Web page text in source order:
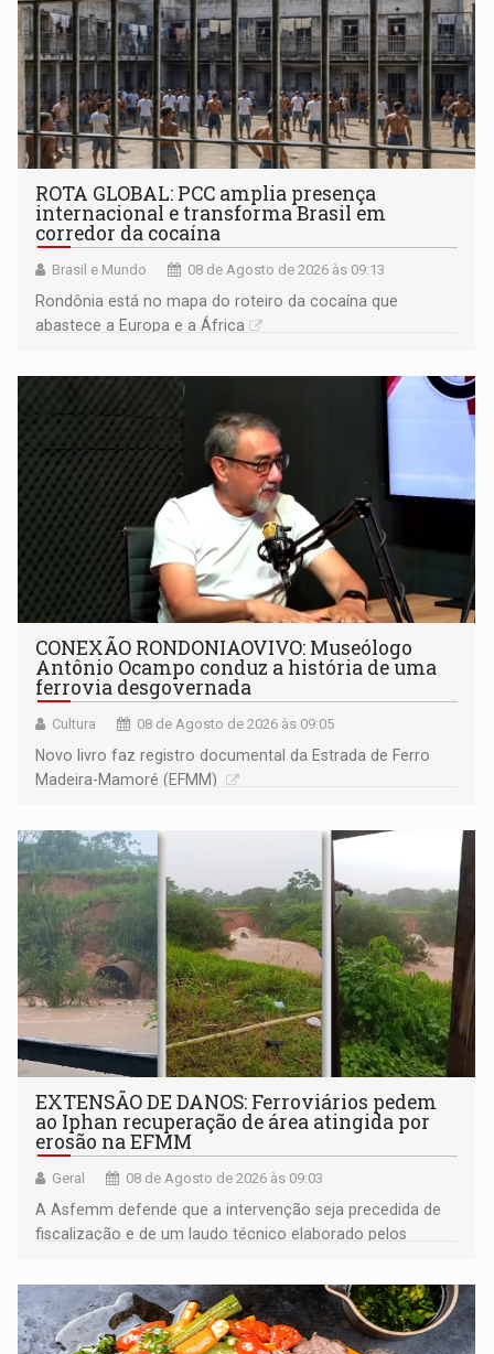
ROTA GLOBAL: PCC amplia presença
internacional e transforma Brasil em
corredor da cocaína
Brasil e Mundo 08 de Agosto de 2026 às 09:13
Rondônia está no mapa do roteiro da cocaína que
abastece a Europa e a África
CONEXÃO RONDONIAOVIVO: Museólogo
Antônio Ocampo conduz a história de uma
ferrovia desgovernada
Cultura 08 de Agosto de 2026 às 09:05
Novo livro faz registro documental da Estrada de Ferro
Madeira-Mamoré (EFMM)
EXTENSÃO DE DANOS: Ferroviários pedem
ao Iphan recuperação de área atingida por
erosão na EFMM
Geral 08 de Agosto de 2026 às 09:03
A Asfemm defende que a intervenção seja precedida de
fiscalização e de um laudo técnico elaborado pelos